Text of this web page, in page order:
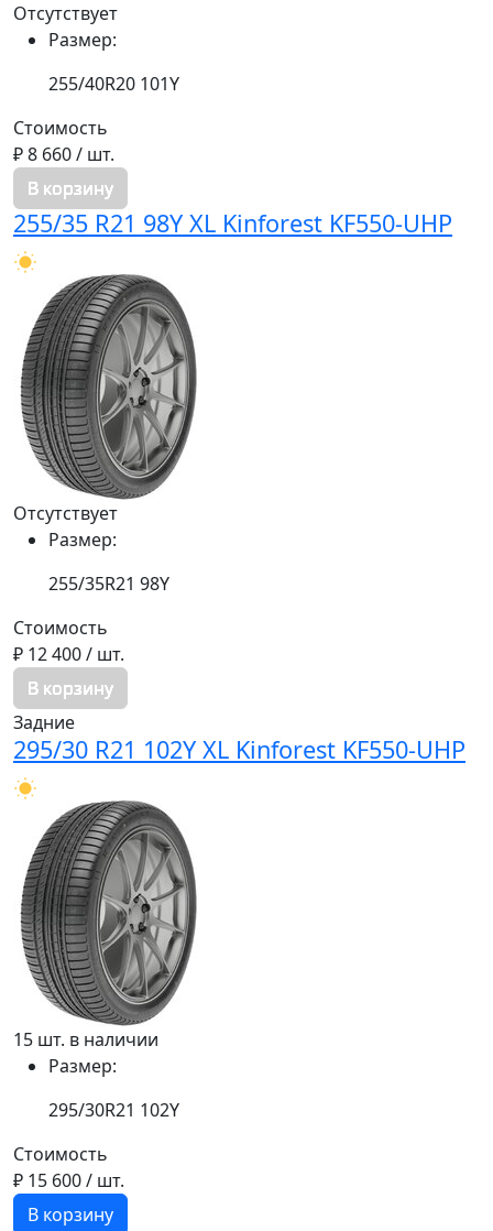
Отсутствует
Размер:
255/40R20 101Y
Стоимость
₽ 8 660/ шт.
В корзину
255/35 R21 98Y XL Kinforest KF550-UHP
Отсутствует
Размер:
255/35R21 98Y
Стоимость
₽ 12 400/ шт.
В корзину
Задние
295/30 R21 102Y XL Kinforest KF550-UHP
15 шт. в наличии
Размер:
295/30R21 102Y
Стоимость
₽ 15 600/ шт.
В корзину